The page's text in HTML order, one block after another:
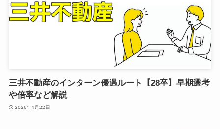
三井不動産のインターン優遇ルート【28卒】早期選考
や倍率など解説
2026年4月22日